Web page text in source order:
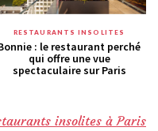
RESTAURANTS INSOLITES
: le restaurant perché
qui offre une vue
spectaculaire sur Paris
insolites à Paris